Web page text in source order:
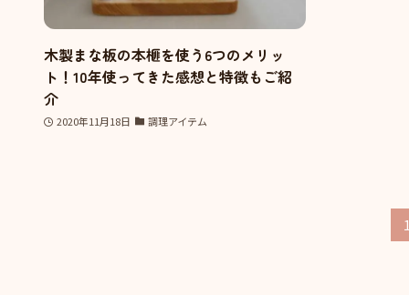
木製まな板の本榧を使う6つのメリッ
ト！10年使ってきた感想と特徴もご紹
介
2020年11月18日 調理アイテム